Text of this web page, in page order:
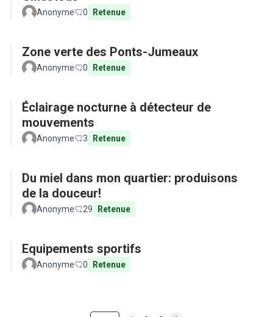
Anonyme 0 Retenue
Zone verte des Ponts-Jumeaux
Anonyme 0 Retenue
Éclairage nocturne à détecteur de
mouvements
Anonyme 3 Retenue
Du miel dans mon quartier: produisons
de la douceur!
Anonyme 29 Retenue
Equipements sportifs
Anonyme 0 Retenue